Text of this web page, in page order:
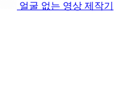
얼굴 없는 영상 제작기